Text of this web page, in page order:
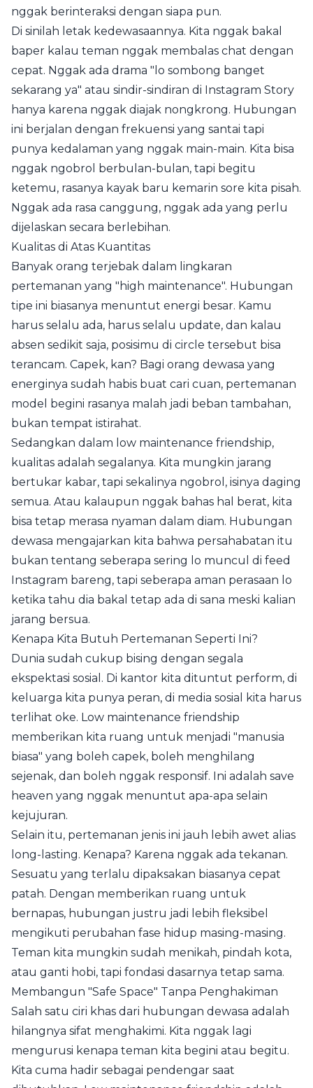
nggak berinteraksi dengan siapa pun.
Di sinilah letak kedewasaannya. Kita nggak bakal
baper kalau teman nggak membalas chat dengan
cepat. Nggak ada drama "lo sombong banget
sekarang ya" atau sindir-sindiran di Instagram Story
hanya karena nggak diajak nongkrong. Hubungan
ini berjalan dengan frekuensi yang santai tapi
punya kedalaman yang nggak main-main. Kita bisa
nggak ngobrol berbulan-bulan, tapi begitu
ketemu, rasanya kayak baru kemarin sore kita pisah.
Nggak ada rasa canggung, nggak ada yang perlu
dijelaskan secara berlebihan.
Kualitas di Atas Kuantitas
Banyak orang terjebak dalam lingkaran
pertemanan yang "high maintenance". Hubungan
tipe ini biasanya menuntut energi besar. Kamu
harus selalu ada, harus selalu update, dan kalau
absen sedikit saja, posisimu di circle tersebut bisa
terancam. Capek, kan? Bagi orang dewasa yang
energinya sudah habis buat cari cuan, pertemanan
model begini rasanya malah jadi beban tambahan,
bukan tempat istirahat.
Sedangkan dalam low maintenance friendship,
kualitas adalah segalanya. Kita mungkin jarang
bertukar kabar, tapi sekalinya ngobrol, isinya daging
semua. Atau kalaupun nggak bahas hal berat, kita
bisa tetap merasa nyaman dalam diam. Hubungan
dewasa mengajarkan kita bahwa persahabatan itu
bukan tentang seberapa sering lo muncul di feed
Instagram bareng, tapi seberapa aman perasaan lo
ketika tahu dia bakal tetap ada di sana meski kalian
jarang bersua.
Kenapa Kita Butuh Pertemanan Seperti Ini?
Dunia sudah cukup bising dengan segala
ekspektasi sosial. Di kantor kita dituntut perform, di
keluarga kita punya peran, di media sosial kita harus
terlihat oke. Low maintenance friendship
memberikan kita ruang untuk menjadi "manusia
biasa" yang boleh capek, boleh menghilang
sejenak, dan boleh nggak responsif. Ini adalah save
heaven yang nggak menuntut apa-apa selain
kejujuran.
Selain itu, pertemanan jenis ini jauh lebih awet alias
long-lasting. Kenapa? Karena nggak ada tekanan.
Sesuatu yang terlalu dipaksakan biasanya cepat
patah. Dengan memberikan ruang untuk
bernapas, hubungan justru jadi lebih fleksibel
mengikuti perubahan fase hidup masing-masing.
Teman kita mungkin sudah menikah, pindah kota,
atau ganti hobi, tapi fondasi dasarnya tetap sama.
Membangun "Safe Space" Tanpa Penghakiman
Salah satu ciri khas dari hubungan dewasa adalah
hilangnya sifat menghakimi. Kita nggak lagi
mengurusi kenapa teman kita begini atau begitu.
Kita cuma hadir sebagai pendengar saat